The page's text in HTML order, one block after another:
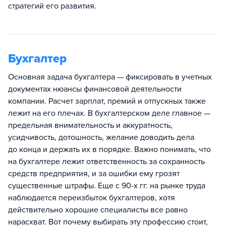
стратегий его развития.
Бухгалтер
Основная задача бухгалтера — фиксировать в учетных
документах нюансы финансовой деятельности
компании. Расчет зарплат, премий и отпускных также
лежит на его плечах. В бухгалтерском деле главное —
предельная внимательность и аккуратность,
усидчивость, дотошность, желание доводить дела
до конца и держать их в порядке. Важно понимать, что
на бухгалтере лежит ответственность за сохранность
средств предприятия, и за ошибки ему грозят
существенные штрафы. Еще с 90-х гг. на рынке труда
наблюдается переизбыток бухгалтеров, хотя
действительно хорошие специалисты все равно
нарасхват. Вот почему выбирать эту профессию стоит,